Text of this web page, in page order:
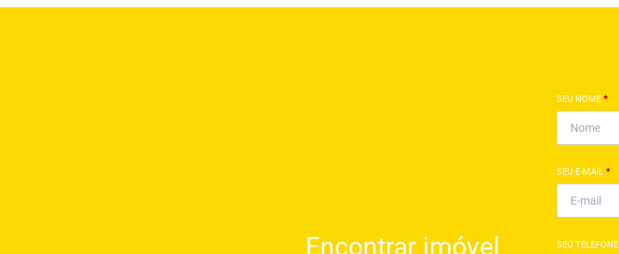
Encontrar imóvel
SEU NOME *
SEU E-MAIL *
SEU TELEFONE